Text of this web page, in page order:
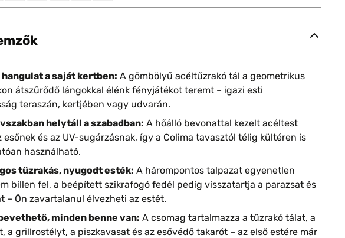
a saját kertben: A gömbölyű acéltűzrakó tál a geometrikus
átszűrődő lángokkal élénk fényjátékot teremt – igazi esti
teraszán, kertjében vagy udvarán.
helytáll a szabadban: A hőálló bevonattal kezelt acéltest
esőnek és az UV-sugárzásnak, így a Colima tavasztól télig kültéren is
használható.
tűzrakás, nyugodt esték: A hárompontos talpazat egyenetlen
billen fel, a beépített szikrafogó fedél pedig visszatartja a parazsat és
– Ön zavartalanul élvezheti az estét.
minden benne van: A csomag tartalmazza a tűzrakó tálat, a
a grillrostélyt, a piszkavasat és az esővédő takarót – az első estére már